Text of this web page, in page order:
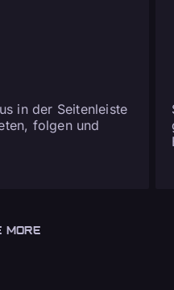
in der Seitenleiste
folgen und
MORE